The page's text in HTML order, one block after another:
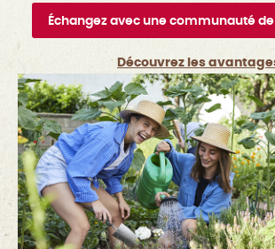
Échangez avec une communauté
Découvrez les